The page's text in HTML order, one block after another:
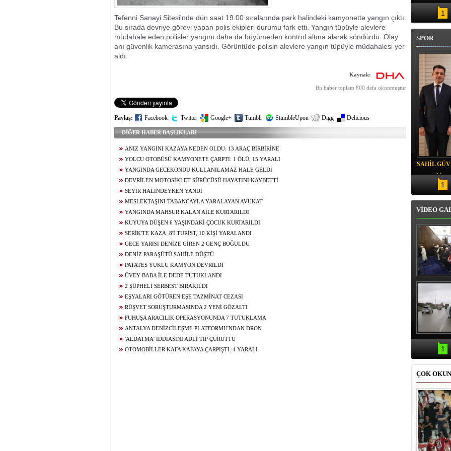
BULACAK
Tefenni Sanayi Sitesi'nde dün saat 19.00 sıralarında park halindeki kamyonette yangın çıktı.
Bu sırada devriye görevi yapan polis ekipleri durumu fark etti. Yangın tüpüyle alevlere
müdahale eden polisler yangını daha da büyümeden kontrol altına alarak söndürdü. Olay
anı güvenlik kamerasına yansıdı. Görüntüde polisin alevlere yangın tüpüyle müdahalesi yer
aldı.
Kaynak:
Bu haber toplam 800 defa okunmuştur
Paylaş: Facebook Twitter Google+ Tumblr StumbleUpon Digg Delicious
DİĞER HABER BAŞLIKLARI
ANIZ YANGINI KAZAYA NEDEN OLDU: 13 ARAÇ BİRBİRİNE
GİRDİYOLCU OTOBÜSÜ KAMYONETE ÇARPTI: 1 ÖLÜ, 15 YARALI
YANGINDA GECEKONDU KULLANILAMAZ HALE GELDİ
DEVRİLEN MOTOSİKLET SÜRÜCÜSÜ HAYATINI KAYBETTİ
SEYİR HALİNDEYKEN YANDI
MESLEKTAŞINI TABANCAYLA YARALAYAN AVUKAT
TUTUKLANDI
YANGINDA MAHSUR KALAN AİLE KURTARILDI
KUYUYA DÜŞEN 6 YAŞINDAKİ ÇOCUK KURTARILDI
SERİK'TE KAZA: 8'İ TURİST, 10 KİŞİ YARALANDI
GECE YARISI DENİZE GİREN 2 GENÇ BOĞULDU
DENİZ PARAŞÜTÜ SAHİLE DÜŞTÜ
PATATES YÜKLÜ KAMYON DEVRİLDİ
ÜVEY BABA İLE DEDE TUTUKLANDI
2 ŞÜPHELİ SERBEST BIRAKILDI
EŞYALARI GÖTÜREN EŞE TAZMİNAT CEZASI
RÜŞVET SORUŞTURMASINDA 2 YENİ GÖZALTI
FUHUŞA ARACILIK OPERASYONUNDA 7 TUTUKLAMA
ANTALYA DENİZCİLEŞME PLATFORMU'NDAN DRON
SALDIRISINA KINAMA
'ALDATMA' İDDİASINI ADLİ TIP ÇÜRÜTTÜ
OTOMOBİLLER KAFA KAFAYA ÇARPIŞTI: 4 YARALI
1
SPOR
SAHİL
YEMEĞİ
1
VİDEO
Erbaş,
Veli
teravih
1
ÇOK